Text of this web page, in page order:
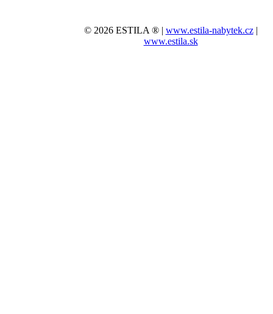
© 2026 ESTILA ® | www.estila-nabytek.cz|
www.estila.sk